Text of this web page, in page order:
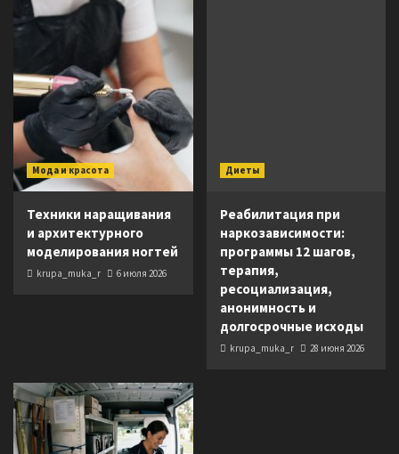
Мода и красота
Техники наращивания
и архитектурного
моделирования ногтей
krupa_muka_r 6 июля 2026
Диеты
Реабилитация при
наркозависимости:
программы 12 шагов,
терапия,
ресоциализация,
анонимность и
долгосрочные исходы
krupa_muka_r 28 июня 2026